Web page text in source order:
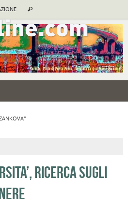
Cerca
RICERCA SUGLI